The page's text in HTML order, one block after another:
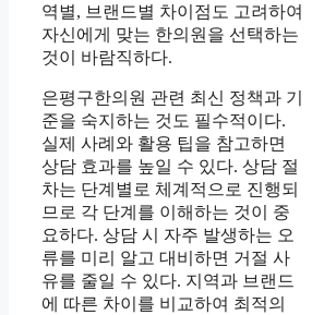
역별, 브랜드별 차이점도 고려하여
자신에게 맞는 한의원을 선택하는
것이 바람직하다.
은평구한의원 관련 최신 정책과 기
준을 숙지하는 것도 필수적이다.
실제 사례와 활용 팁을 참고하면
상담 효과를 높일 수 있다. 상담 절
차는 단계별로 체계적으로 진행되
므로 각 단계를 이해하는 것이 중
요하다. 상담 시 자주 발생하는 오
류를 미리 알고 대비하면 거절 사
유를 줄일 수 있다. 지역과 브랜드
에 따른 차이를 비교하여 최적의